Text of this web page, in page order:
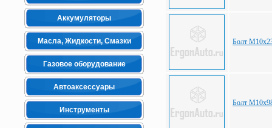
Аккумуляторы
Масла, Жидкости, Смазки
Газовое оборудование
Автоаксессуары
Инструменты
Болт
Болт